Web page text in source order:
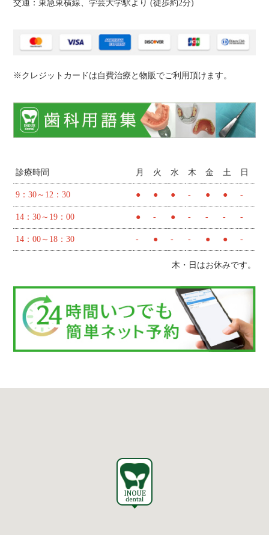
交通：東急東横線、学芸大学駅より (徒歩約2分)
※クレジットカードは自費治療と物販でご利用頂けます。
診療時間 月 火 水 木 金 土 日
9：30～12：30 ● ● ● - ● ● -
14：30～19：00 ● - ● - - - -
14：00～18：30 - ● - - ● ● -
木・日はお休みです。